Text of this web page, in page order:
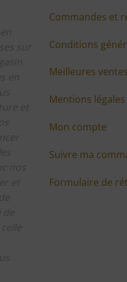
Commandes et
Conditions
Meilleures ventes
Mentions légales
Mon compte
Suivre ma
Formulaire de